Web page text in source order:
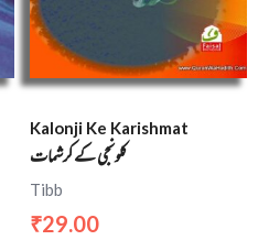
Kalonji Ke Karishmat
کلونجی کے کرشمات
Tibb
₹29.00